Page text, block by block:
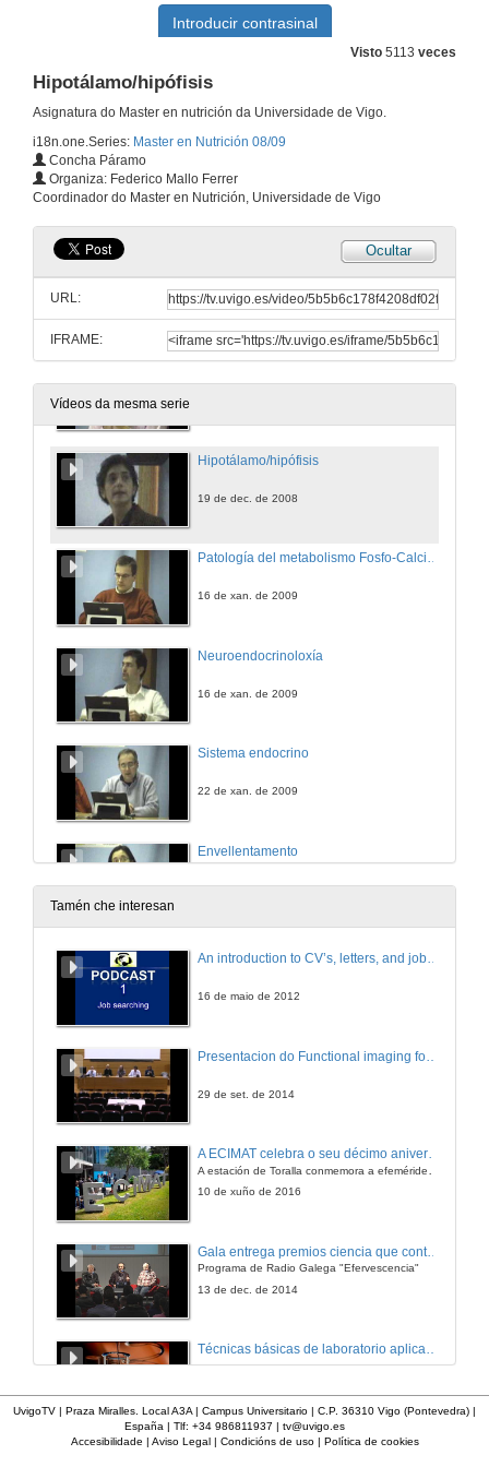
Visto 5113 veces
Hipotálamo/hipófisis
Asignatura do Master en nutrición da Universidade de Vigo.
i18n.one.Series: Master en Nutrición 08/09
Concha Páramo
Organiza: Federico Mallo Ferrer
Coordinador do Master en Nutrición, Universidade de Vigo
Ocultar
URL:
IFRAME:
Vídeos da mesma serie
11 de dec. de 2008
12 de dec. de 2008
Eje hipotalámico-hipofisario-adrenal
18 de dec. de 2008
Enfermedades das glandulas suprarenais.
Hipotálamo/hipófisis
19 de dec. de 2008
Patología del metabolismo Fosfo-Calcio-Magnesio
16 de xan. de 2009
Neuroendocrinoloxía
16 de xan. de 2009
Sistema endocrino
22 de xan. de 2009
Envellentamento
22 de xan. de 2009
Tamén che interesan
An introduction to CV’s, letters, and job searching
16 de maio de 2012
29 de set. de 2014
A ECIMAT celebra o seu décimo aniversario
10 de xuño de 2016
Programa de Radio Galega "Efervescencia"
13 de dec. de 2014
Técnicas básicas de laboratorio aplicadas á bioloxía
Benvida e presentación da xornada
UvigoTV | Praza Miralles. Local A3A | Campus Universitario | C.P. 36310 Vigo (Pontevedra) |
España | Tlf: +34 986811937 | tv@uvigo.es
Accesibilidade | Aviso Legal| Condicións de uso| Política de cookies